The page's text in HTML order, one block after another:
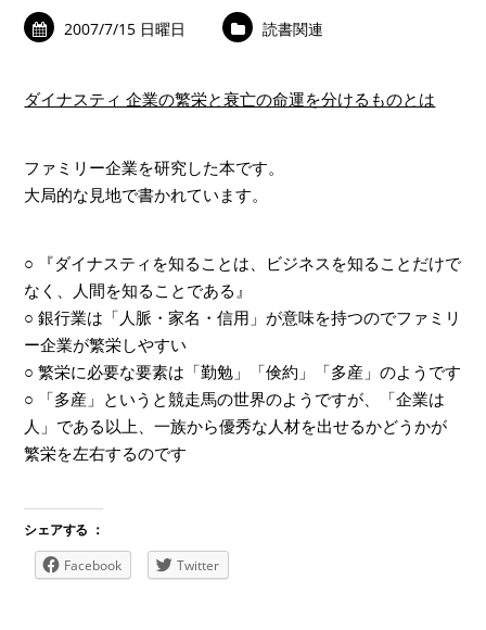
2007/7/15 日曜日 読書関連
ダイナスティ 企業の繁栄と衰亡の命運を分けるものとは
ファミリー企業を研究した本です。
大局的な見地で書かれています。
○ 『ダイナスティを知ることは、ビジネスを知ることだけで
なく、人間を知ることである』
○ 銀行業は「人脈・家名・信用」が意味を持つのでファミリ
ー企業が繁栄しやすい
○ 繁栄に必要な要素は「勤勉」「倹約」「多産」のようです
○ 「多産」というと競走馬の世界のようですが、「企業は
人」である以上、一族から優秀な人材を出せるかどうかが
繁栄を左右するのです
シェアする ：
Facebook
Twitter